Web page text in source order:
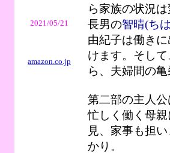
2021/05/21
amazon.co.jp
ら家族の状況
長男の智晴(ち
由紀子は働き
けます。そし
ら、夫婦間の
第二部の主人
忙しく働く母
見、家事も担
かり。